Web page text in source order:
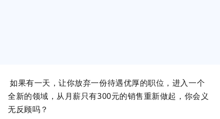
如果有一天，让你放弃一份待遇优厚的职位，进入一个
全新的领域，从月薪只有300元的销售重新做起，你会义
无反顾吗？